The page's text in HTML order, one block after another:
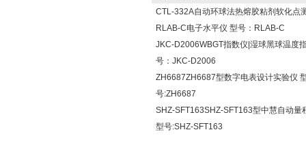
CTL-332A自动环球法热熔胶粘剂软化点
RLAB-C电子水平仪 型号：RLAB-C
JKC-D2006WBGT指数仪|湿球黑球温度
号：JKC-D2006
ZH6687ZH6687型数字电表设计实验仪
号:ZH6687
SHZ-SFT163SHZ-SFT163型中慧自动量
型号:SHZ-SFT163